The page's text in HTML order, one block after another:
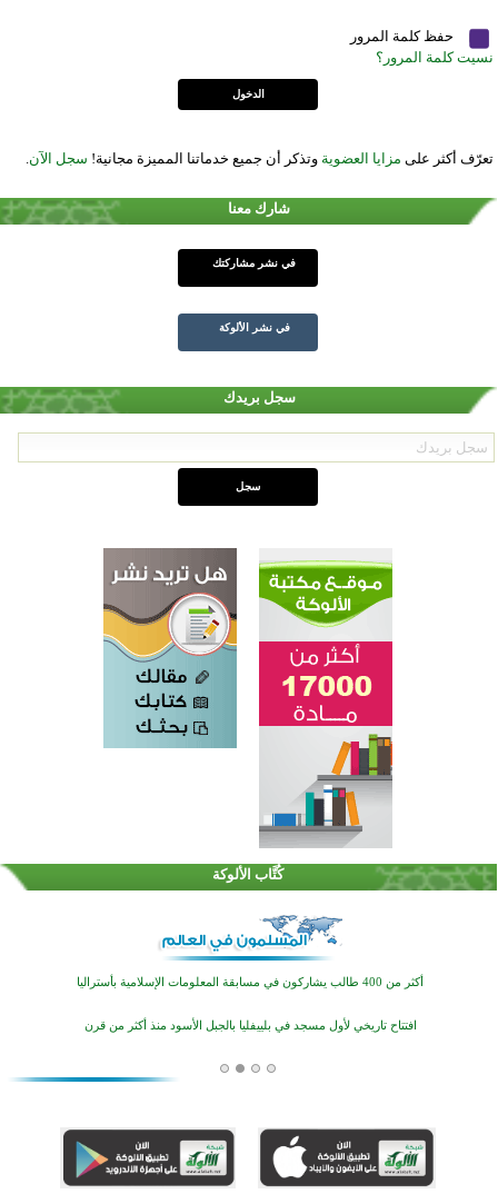
حفظ كلمة المرور
نسيت كلمة المرور؟
تعرّف أكثر على مزايا العضوية وتذكر أن جميع خدماتنا المميزة مجانية! سجل الآن
شارك معنا
في نشر مشاركتك
في نشر الألوكة
سجل بريدك
كُتَّاب الألوكة
القرآن والتربية في صدارة البرامج الصيفية للمسلمين في بينزا وساراتوف وموردوفيا هذا العام
اختتام الدورة التاسعة لمسابقة حفظ وتلاوة القرآن الكريم في أزناكاييف
أكثر من 100 شخص يتعرفون على الإسلام خلال يوم المسجد المفتوح في ميلفيل
اختتام منافسات قرآنية متميزة في بنغلاديش بمشاركة 3000 متسابق
أكثر من 400 طالب يشاركون في مسابقة المعلومات الإسلامية بأستراليا
افتتاح تاريخي لأول مسجد في بلييفليا بالجبل الأسود منذ أكثر من قرن
منطقة ريبوفسي تحتفل بميلاد مسجد جديد في أجواء إيمانية مميزة
القرآن والتربية في صدارة البرامج الصيفية للمسلمين في بينزا وساراتوف وموردوفيا هذا العام